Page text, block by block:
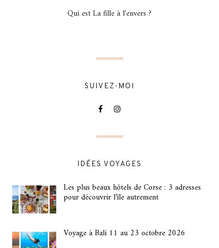
Qui est La fille à l'envers ?
SUIVEZ-MOI
IDÉES VOYAGES
Les plus beaux hôtels de Corse : 3 adresses
pour découvrir l’île autrement
Voyage à Bali 11 au 23 octobre 2026